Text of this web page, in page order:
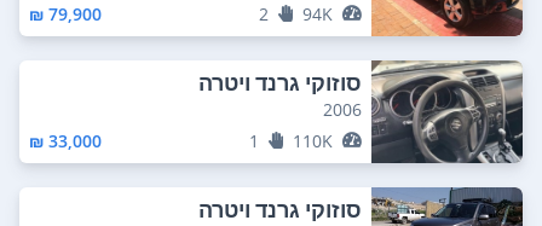
94K
2
79,900 ₪
סוזוקי גרנד ויטרה
2006
110K
1
33,000 ₪
סוזוקי גרנד ויטרה